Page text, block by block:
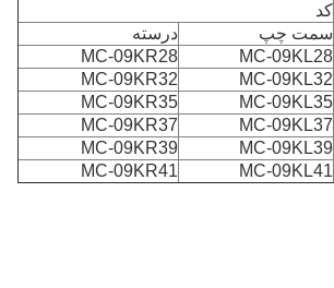
کد
سمت چپ
درسته
MC-09KL28
MC-09KR28
MC-09KL32
MC-09KR32
MC-09KL35
MC-09KR35
MC-09KL37
MC-09KR37
MC-09KL39
MC-09KR39
MC-09KL41
MC-09KR41